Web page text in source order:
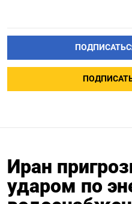
Иран
ударом по